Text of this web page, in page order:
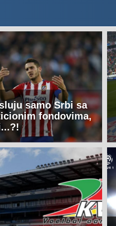
samo Srbi sa
fondovima,